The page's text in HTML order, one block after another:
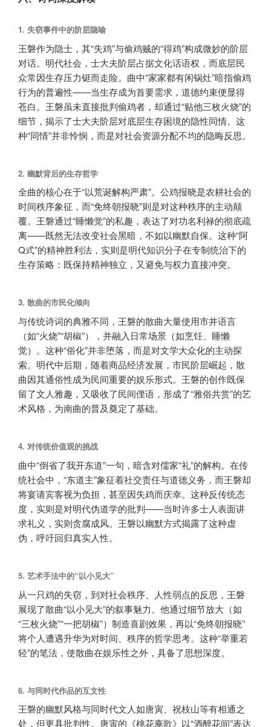
1. 失窃事件中的阶层隐喻
王磐作为隐士，其“失鸡”与偷鸡贼的“得鸡”构成微妙的阶层
对话。明代社会，士大夫阶层占据文化话语权，而底层民
众常因生存压力铤而走险。曲中“家家都有闲锅灶”暗指偷鸡
行为的普遍性——当生存成为首要需求，道德约束便显得
苍白。王磐虽未直接批判偷鸡者，却通过“贴他三枚火烧”的
细节，揭示了士大夫阶层对底层生存困境的隐性同情。这
种“同情”并非怜悯，而是对社会资源分配不均的隐晦反思。
2. 幽默背后的生存哲学
全曲的核心在于“以荒诞解构严肃”。公鸡报晓是农耕社会的
时间秩序象征，而“免终朝报晓”则是对这种秩序的主动颠
覆。王磐通过“睡懒觉”的私趣，表达了对功名利禄的彻底疏
离——既然无法改变社会黑暗，不如以幽默自保。这种“阿
Q式”的精神胜利法，实则是明代知识分子在专制统治下的
生存策略：既保持精神独立，又避免与权力直接冲突。
3. 散曲的市民化倾向
与传统诗词的典雅不同，王磐的散曲大量使用市井语言
（如“火烧”“胡椒”），并融入日常场景（如烹饪、睡懒
觉）。这种“俗化”并非堕落，而是对文学大众化的主动探
索。明代中后期，随着商品经济发展，市民阶层崛起，散
曲因其通俗性成为民间重要的娱乐形式。王磐的创作既保
留了文人雅趣，又吸收了民间俚语，形成了“雅俗共赏”的艺
术风格，为南曲的普及奠定了基础。
4. 对传统价值观的挑战
曲中“倒省了我开东道”一句，暗含对儒家“礼”的解构。在传
统社会中，“东道主”象征着社交责任与道德义务，而王磐却
将宴请宾客视为负担，甚至因失鸡而庆幸。这种反传统态
度，实则是对明代伪道学的批判——当时许多士人表面讲
求礼义，实则贪腐成风。王磐以幽默方式揭露了这种虚
伪，呼吁回归真实人性。
5. 艺术手法中的“以小见大”
从一只鸡的失窃，到对社会秩序、人性弱点的反思，王磐
展现了散曲“以小见大”的叙事魅力。他通过细节放大（如
“三枚火烧”“一把胡椒”）制造喜剧效果，再以“免终朝报晓”
将个人遭遇升华为对时间、秩序的哲学思考。这种“举重若
轻”的笔法，使散曲在娱乐性之外，具备了思想深度。
6. 与同时代作品的互文性
王磐的幽默风格与同时代文人如唐寅、祝枝山等有相通之
处，但更具批判性。唐寅的《桃花庵歌》以“酒醉花间”表达